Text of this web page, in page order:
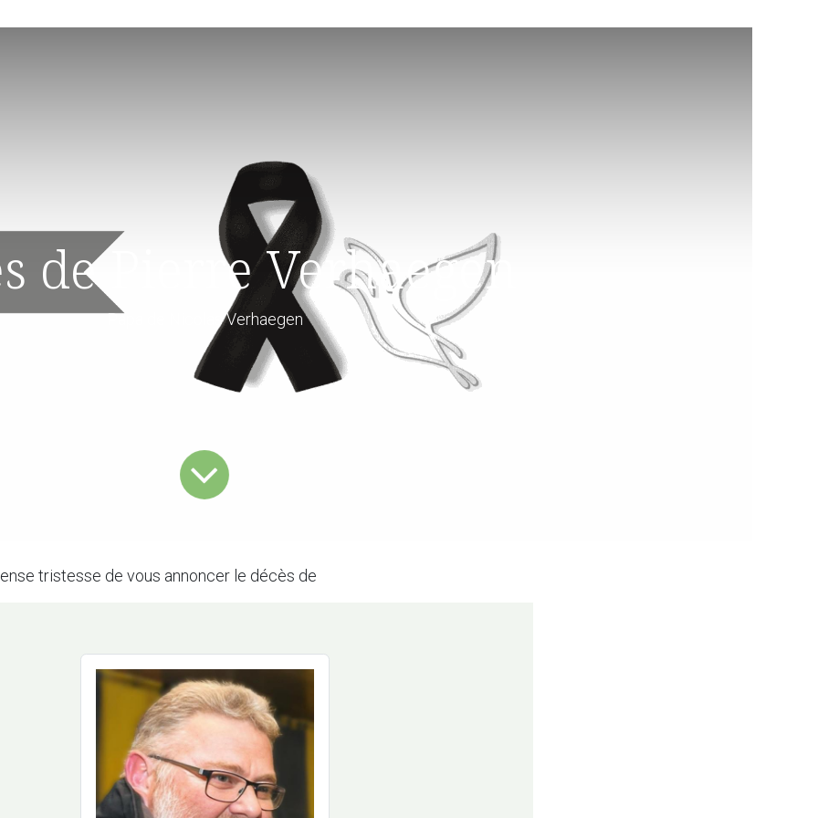
de Pierre Verhaegen
Papa de Nicolas Verhaegen
tristesse de vous annoncer le décès de